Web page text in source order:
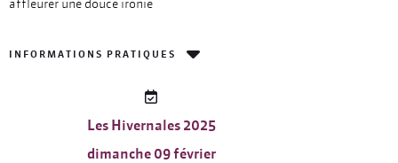
affleurer une douce ironie
INFORMATIONS PRATIQUES
Les Hivernales 2025
dimanche 09 février